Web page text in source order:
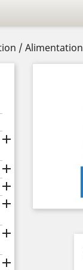
/ Alimentation





